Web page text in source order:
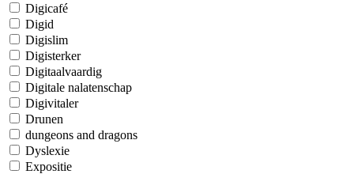
Digicafé
Digid
Digislim
Digisterker
Digitaalvaardig
Digitale nalatenschap
Digivitaler
Drunen
dungeons and dragons
Dyslexie
Expositie